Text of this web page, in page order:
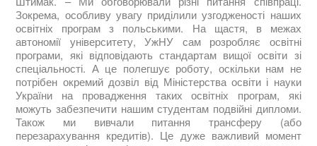
Зокрема, особливу увагу приділили узгодженості наших
освітніх програм з польськими. На щастя, в межах
автономії університету, УжНУ сам розробляє освітні
програми, які відповідають стандартам вищої освіти зі
спеціальності. А це полегшує роботу, оскільки нам не
потрібен окремий дозвіл від Міністерства освіти і науки
України на провадження таких освітніх програм, які
можуть забезпечити нашим студентам подвійні дипломи.
Також ми вивчали питання трансферу (або
перезарахування кредитів). Це дуже важливий момент